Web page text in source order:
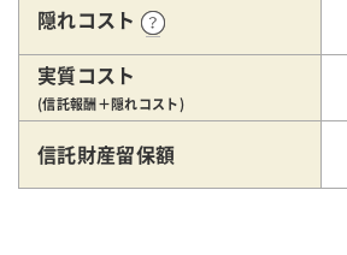
隠れコスト
実質コスト
(信託報酬＋隠れコスト)
信託財産留保額